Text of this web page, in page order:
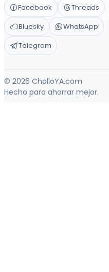
Facebook
Threads
Bluesky
WhatsApp
Telegram
© 2026 CholloYA.com
Hecho para ahorrar mejor.